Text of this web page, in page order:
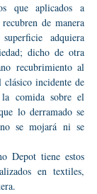
que aplicados a
de manera
adquiera
dicho de otra
recubrimiento al
clásico incidente de
comida sobre el
lo derramado se
se mojará ni se
Depot tiene estos
en textiles,